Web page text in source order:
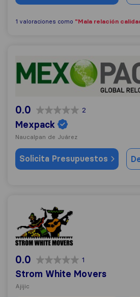
1 valoraciones como "Mala relación
Mexpack
0.0 2
Mexpack
Naucalpan de Juárez
Solicita Presupuestos
Strom White Movers
0.0 1
Strom White Movers
Ajijic